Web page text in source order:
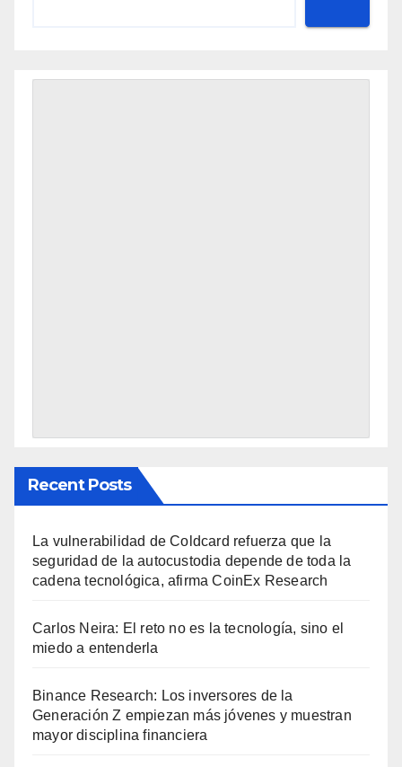
Recent Posts
La vulnerabilidad de Coldcard refuerza que la
seguridad de la autocustodia depende de toda la
cadena tecnológica, afirma CoinEx Research
Carlos Neira: El reto no es la tecnología, sino el
miedo a entenderla
Binance Research: Los inversores de la
Generación Z empiezan más jóvenes y muestran
mayor disciplina financiera